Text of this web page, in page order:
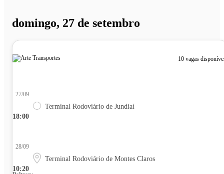
domingo, 27 de setembro
10 vagas
18:00
27/09
Terminal Rodoviário de Jundiaí
10:20
28/09
Terminal Rodoviário de Montes Claros